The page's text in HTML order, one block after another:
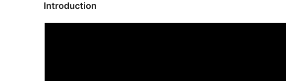
Introduction